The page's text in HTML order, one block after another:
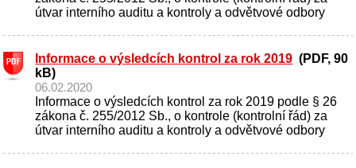
útvar interního auditu a kontroly a odvětvové odbory
Informace o výsledcích kontrol za rok 2019 (PDF, 90
kB)
06.02.2020
Informace o výsledcích kontrol za rok 2019 podle § 26
zákona č. 255/2012 Sb., o kontrole (kontrolní řád) za
útvar interního auditu a kontroly a odvětvové odbory